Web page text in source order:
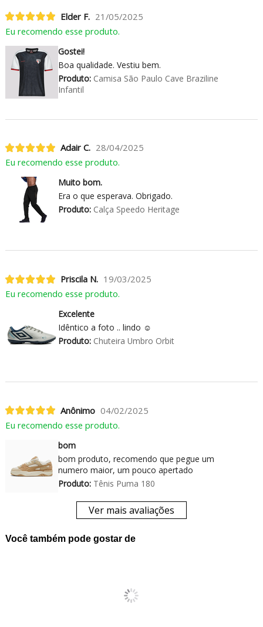
Elder F. 21/05/2025
Eu recomendo esse produto.
Gostei!
Boa qualidade. Vestiu bem.
Produto:Camisa São Paulo Cave Braziline
Infantil
Adair C. 28/04/2025
Eu recomendo esse produto.
Muito bom.
Era o que esperava. Obrigado.
Produto:Calça Speedo Heritage
Priscila N. 19/03/2025
Eu recomendo esse produto.
Excelente
Idêntico a foto .. lindo ☺️
Produto:Chuteira Umbro Orbit
Anônimo 04/02/2025
Eu recomendo esse produto.
bom
bom produto, recomendo que pegue um
numero maior, um pouco apertado
Produto:Tênis Puma 180
Ver mais avaliações
Você também pode gostar de